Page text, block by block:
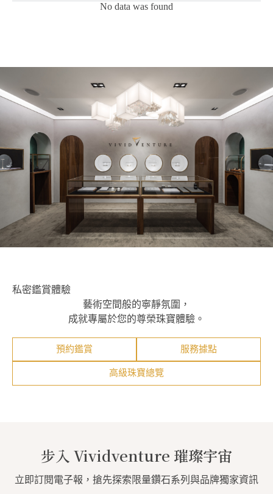
No data was found
私密鑑賞體驗
藝術空間般的寧靜氛圍，
成就專屬於您的尊榮珠寶體驗。
預約鑑賞 服務據點
高級珠寶總覽
步入 Vividventure 璀璨宇宙
立即訂閱電子報，搶先探索限量鑽石系列與品牌獨家資訊